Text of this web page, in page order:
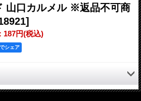
山口カルメル ※返品不可商
187円(税込)
シェア
セージを送ってみませんか？